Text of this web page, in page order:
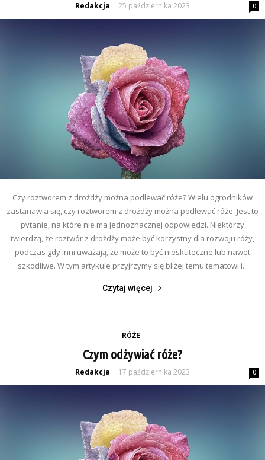
Redakcja - 25 października 2023 0
Czy roztworem z drożdży można podlewać róże? Wielu ogrodników
zastanawia się, czy roztworem z drożdży można podlewać róże. Jest to
pytanie, na które nie ma jednoznacznej odpowiedzi. Niektórzy
twierdzą, że roztwór z drożdży może być korzystny dla rozwoju róży,
podczas gdy inni uważają, że może to być nieskuteczne lub nawet
szkodliwe. W tym artykule przyjrzymy się bliżej temu tematowi i...
Czytaj więcej
RÓŻE
Czym odżywiać róże?
Redakcja - 17 października 2023 0